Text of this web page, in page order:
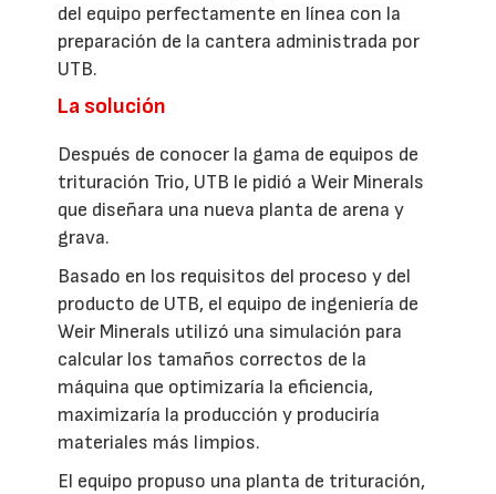
del equipo perfectamente en línea con la
preparación de la cantera administrada por
UTB.
La solución
Después de conocer la gama de equipos de
trituración Trio, UTB le pidió a Weir Minerals
que diseñara una nueva planta de arena y
grava.
Basado en los requisitos del proceso y del
producto de UTB, el equipo de ingeniería de
Weir Minerals utilizó una simulación para
calcular los tamaños correctos de la
máquina que optimizaría la eficiencia,
maximizaría la producción y produciría
materiales más limpios.
El equipo propuso una planta de trituración,